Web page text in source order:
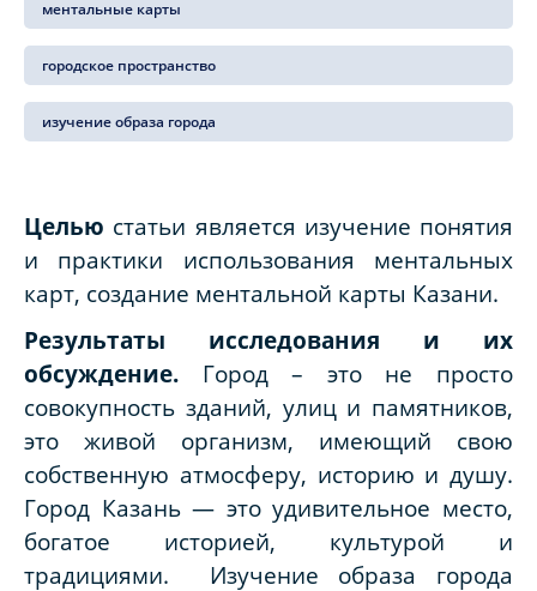
ментальные карты
городское пространство
изучение образа города
Целью статьи является изучение понятия
и практики использования ментальных
карт, создание ментальной карты Казани.
Результаты исследования и их
обсуждение. Город – это не просто
совокупность зданий, улиц и памятников,
это живой организм, имеющий свою
собственную атмосферу, историю и душу.
Город Казань — это удивительное место,
богатое историей, культурой и
традициями. Изучение образа города